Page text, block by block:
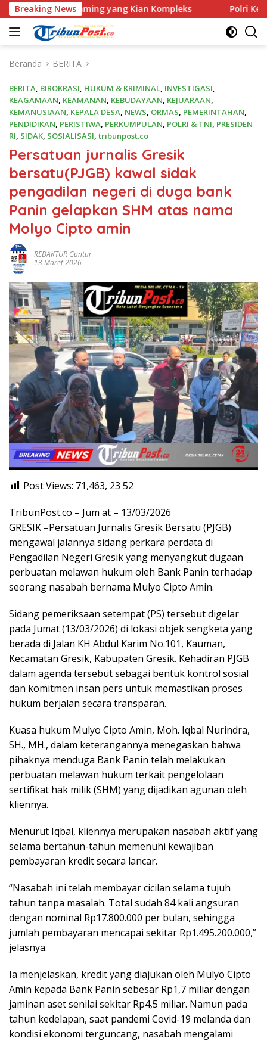
Langsung
ke
konten
Breaking News
yang Kian Kompleks Polri Kerahkan 372
Beranda BERITA
BERITA, BIROKRASI, HUKUM & KRIMINAL, INVESTIGASI,
KEAGAMAAN, KEAMANAN, KEBUDAYAAN, KEJUARAAN,
KEMANUSIAAN, KEPALA DESA, NEWS, ORMAS, PEMERINTAHAN,
PENDIDIKAN, PERISTIWA, PERKUMPULAN, POLRI & TNI, PRESIDEN
RI, SIDAK, SOSIALISASI, tribunpost.co
Persatuan jurnalis Gresik
bersatu(PJGB) kawal sidak
pengadilan negeri di duga bank
Panin gelapkan SHM atas nama
Molyo Cipto amin
REDAKTUR Guntur
13 Maret 2026
Post Views: 71,463, 23 52
TribunPost.co – Jum at – 13/03/2026
GRESIK –Persatuan Jurnalis Gresik Bersatu (PJGB)
mengawal jalannya sidang perkara perdata di
Pengadilan Negeri Gresik yang menyangkut dugaan
perbuatan melawan hukum oleh Bank Panin terhadap
seorang nasabah bernama Mulyo Cipto Amin.
Sidang pemeriksaan setempat (PS) tersebut digelar
pada Jumat (13/03/2026) di lokasi objek sengketa yang
berada di Jalan KH Abdul Karim No.101, Kauman,
Kecamatan Gresik, Kabupaten Gresik. Kehadiran PJGB
dalam agenda tersebut sebagai bentuk kontrol sosial
dan komitmen insan pers untuk memastikan proses
hukum berjalan secara transparan.
Kuasa hukum Mulyo Cipto Amin, Moh. Iqbal Nurindra,
SH., MH., dalam keterangannya menegaskan bahwa
pihaknya menduga Bank Panin telah melakukan
perbuatan melawan hukum terkait pengelolaan
sertifikat hak milik (SHM) yang dijadikan agunan oleh
kliennya.
Menurut Iqbal, kliennya merupakan nasabah aktif yang
selama bertahun-tahun memenuhi kewajiban
pembayaran kredit secara lancar.
“Nasabah ini telah membayar cicilan selama tujuh
tahun tanpa masalah. Total sudah 84 kali angsuran
dengan nominal Rp17.800.000 per bulan, sehingga
jumlah pembayaran mencapai sekitar Rp1.495.200.000,”
jelasnya.
Ia menjelaskan, kredit yang diajukan oleh Mulyo Cipto
Amin kepada Bank Panin sebesar Rp1,7 miliar dengan
jaminan aset senilai sekitar Rp4,5 miliar. Namun pada
tahun kedelapan, saat pandemi Covid-19 melanda dan
kondisi ekonomi terguncang, nasabah mengalami